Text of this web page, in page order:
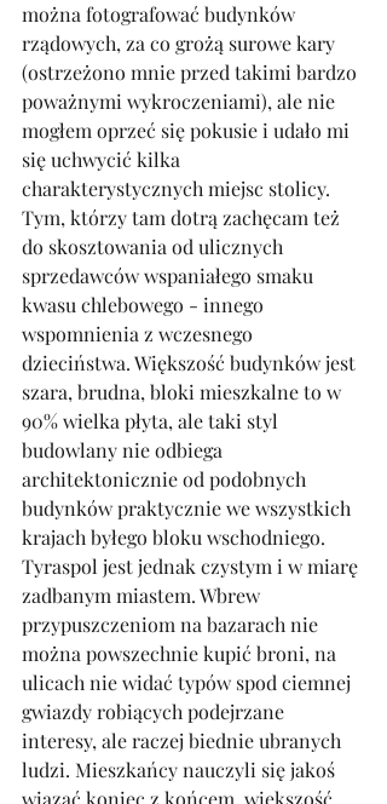
można fotografować budynków
rządowych, za co grożą surowe kary
(ostrzeżono mnie przed takimi bardzo
poważnymi wykroczeniami), ale nie
mogłem oprzeć się pokusie i udało mi
się uchwycić kilka
charakterystycznych miejsc stolicy.
Tym, którzy tam dotrą zachęcam też
do skosztowania od ulicznych
sprzedawców wspaniałego smaku
kwasu chlebowego - innego
wspomnienia z wczesnego
dzieciństwa. Większość budynków jest
szara, brudna, bloki mieszkalne to w
90% wielka płyta, ale taki styl
budowlany nie odbiega
architektonicznie od podobnych
budynków praktycznie we wszystkich
krajach byłego bloku wschodniego.
Tyraspol jest jednak czystym i w miarę
zadbanym miastem. Wbrew
przypuszczeniom na bazarach nie
można powszechnie kupić broni, na
ulicach nie widać typów spod ciemnej
gwiazdy robiących podejrzane
interesy, ale raczej biednie ubranych
ludzi. Mieszkańcy nauczyli się jakoś
wiązać koniec z końcem, większość